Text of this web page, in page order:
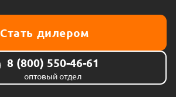
Стать дилером
8 (800) 550-46-61
оптовый отдел